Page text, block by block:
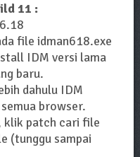
11 :
file idman618.exe
IDM versi lama
baru.
dahulu IDM
browser.
klik patch cari file
(tunggu sampai